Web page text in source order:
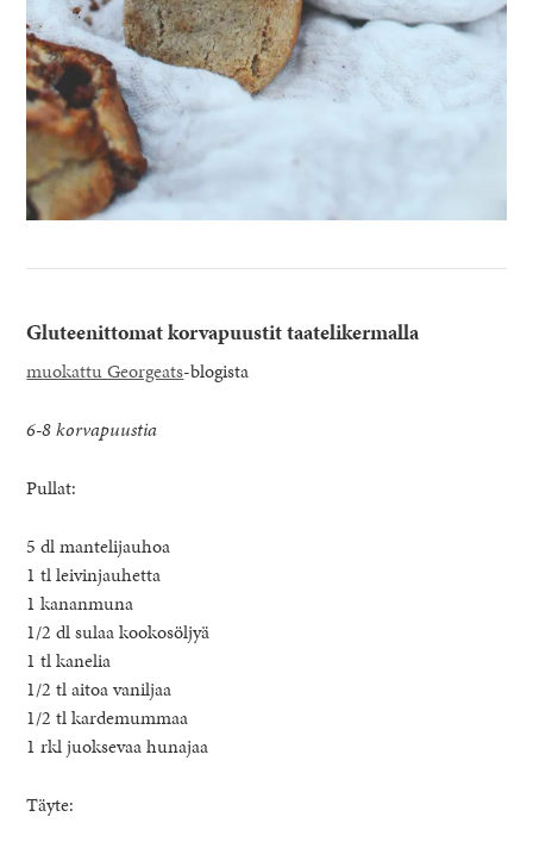
Gluteenittomat korvapuustit taatelikermalla
muokattu Georgeats-blogista
6-8 korvapuustia
Pullat:
5 dl mantelijauhoa
1 tl leivinjauhetta
1 kananmuna
1/2 dl sulaa kookosöljyä
1 tl kanelia
1/2 tl aitoa vaniljaa
1/2 tl kardemummaa
1 rkl juoksevaa hunajaa
Täyte: